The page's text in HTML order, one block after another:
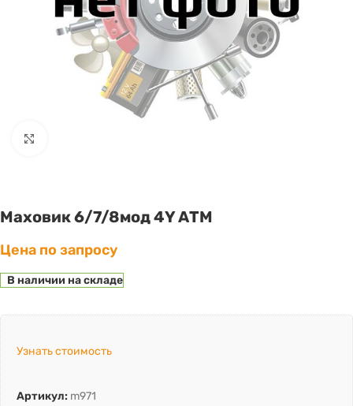
Маховик 6/7/8мод 4Y АТМ
Цена по запросу
В наличии на складе
Узнать стоимость
Артикул: m971